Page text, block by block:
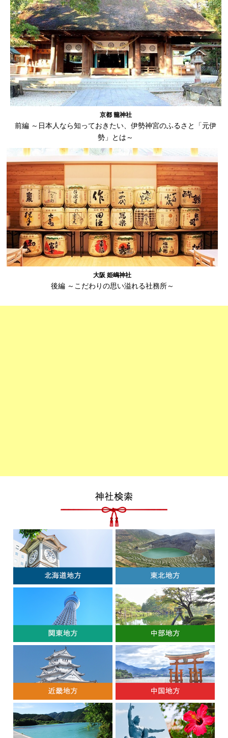
京都 籠神社
前編 ～日本人なら知っておきたい、伊勢神宮のふるさと「元伊
勢」とは～
大阪 姫嶋神社
後編 ～こだわりの思い溢れる社務所～